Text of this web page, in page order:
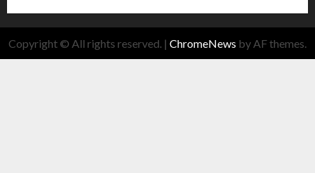
Copyright © All rights reserved. | ChromeNews by AF themes.